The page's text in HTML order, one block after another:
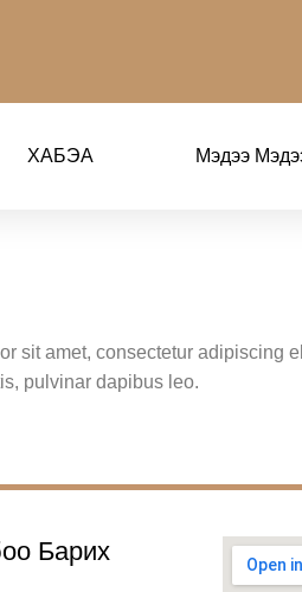
ХАБЭА Мэдээ
sit amet, consectetur adipiscing
pulvinar dapibus leo.
Барих